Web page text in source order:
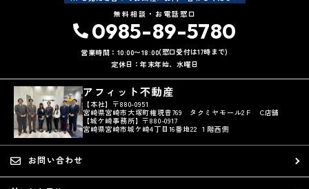
無料相談・お電話窓口
0985-89-5780
営業時間：10:00〜18:00(窓口受付は17時まで)
定休日：年末年始、水曜日
アフィット不動産
【本社】〒880-0951
宮崎県宮崎市大塚町権現昔769 タクミヤモール2Ｆ C店舗
【城ケ崎事務所】〒880-0917
宮崎県宮崎市城ケ崎4丁目16番地22 １階西側
お問い合わせ